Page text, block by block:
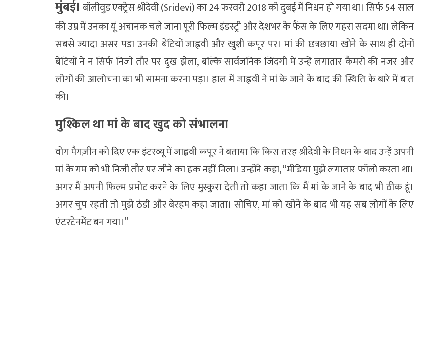
मुंबई। बॉलीवुड एक्ट्रेस श्रीदेवी (Sridevi) का 24 फरवरी 2018 को दुबई में निधन हो गया था। सिर्फ 54 साल
की उम्र में उनका यूं अचानक चले जाना पूरी फिल्म इंडस्ट्री और देशभर के फैंस के लिए गहरा सदमा था। लेकिन
सबसे ज्यादा असर पड़ा उनकी बेटियों जाह्नवी और खुशी कपूर पर। मां की छत्रछाया खोने के साथ ही दोनों
बेटियों ने न सिर्फ निजी तौर पर दुख झेला, बल्कि सार्वजनिक जिंदगी में उन्हें लगातार कैमरों की नजर और
लोगों की आलोचना का भी सामना करना पड़ा। हाल में जाह्नवी ने मां के जाने के बाद की स्थिति के बारे में बात
की।
मुश्किल था मां के बाद खुद को संभालना
वोग मैगज़ीन को दिए एक इंटरव्यू में जाह्नवी कपूर ने बताया कि किस तरह श्रीदेवी के निधन के बाद उन्हें अपनी
मां के गम को भी निजी तौर पर जीने का हक नहीं मिला। उन्होंने कहा, “मीडिया मुझे लगातार फॉलो करता था।
अगर मैं अपनी फिल्म प्रमोट करने के लिए मुस्कुरा देती तो कहा जाता कि मैं मां के जाने के बाद भी ठीक हूं।
अगर चुप रहती तो मुझे ठंडी और बेरहम कहा जाता। सोचिए, मां को खोने के बाद भी यह सब लोगों के लिए
एंटरटेनमेंट बन गया।”